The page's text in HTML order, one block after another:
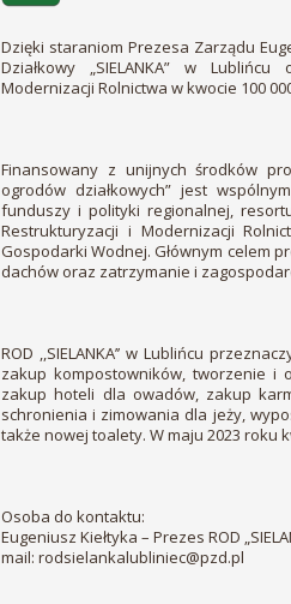
Dzięki staraniom Prezesa Zarządu
Działkowy „SIELANKA” w
Modernizacji Rolnictwa w kwocie 100
Finansowany z unijnych środków
ogrodów działkowych” jest
funduszy i polityki regionalnej,
Restrukturyzacji i Modernizacji
Gospodarki Wodnej. Głównym celem
dachów oraz zatrzymanie i
ROD ,,SIELANKA’’ w Lublińcu
zakup kompostowników, tworzenie i
zakup hoteli dla owadów, zakup
schronienia i zimowania dla jeży,
także nowej toalety. W maju 2023 roku
Osoba do kontaktu:
Eugeniusz Kiełtyka – Prezes ROD
mail: rodsielankalubliniec@pzd.pl